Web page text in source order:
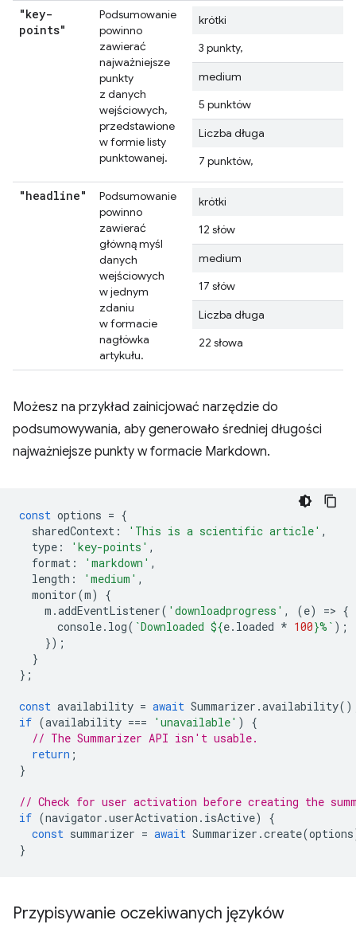
"key-
points"
Podsumowanie
powinno
zawierać
najważniejsze
punkty
z danych
wejściowych,
przedstawione
w formie listy
punktowanej.
krótki
3 punkty,
medium
5 punktów
Liczba długa
7 punktów,
"headline"
Podsumowanie
powinno
zawierać
główną myśl
danych
wejściowych
w jednym
zdaniu
w formacie
nagłówka
artykułu.
krótki
12 słów
medium
17 słów
Liczba długa
22 słowa
Możesz na przykład zainicjować narzędzie do
podsumowywania, aby generowało średniej długości
najważniejsze punkty w formacie Markdown.
const options = {
sharedContext : 'This is a scientific article' ,
type : 'key-points' ,
format : 'markdown' ,
length : 'medium' ,
monitor(m)
{
m .addEventListener( 'downloadprogress' , (e) => {
console. log( `Downloaded ${e. loaded * 100}%` );
});
}
};
const availability = await Summarizer .availability
if (availability === 'unavailable' )
{
// The Summarizer API isn't usable.
return ;
}
// Check for user activation before creating the
if (navigator .userActivation . isActive)
{
const summarizer = await Summarizer .create(options
}
Przypisywanie oczekiwanych języków